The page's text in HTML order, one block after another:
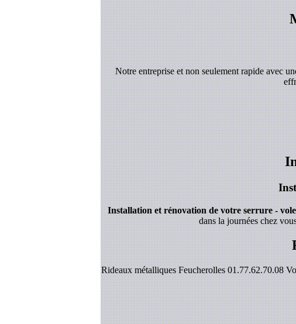
Notre entreprise et non seulement rapide avec
Installation et rénovation de votre serrure -
dans la journées chez
Rideaux métalliques Feucherolles 01.77.62.70.08